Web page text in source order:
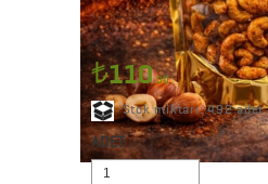
110.00
Stok miktarı: 492 adet
Seçenekler
ADET